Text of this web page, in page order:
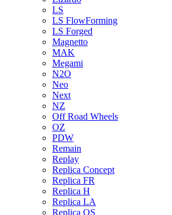
LS
LS FlowForming
LS Forged
Magnetto
MAK
Megami
N2O
Neo
Next
NZ
Off Road Wheels
OZ
PDW
Remain
Replay
Replica Concept
Replica FR
Replica H
Replica LA
Replica OS